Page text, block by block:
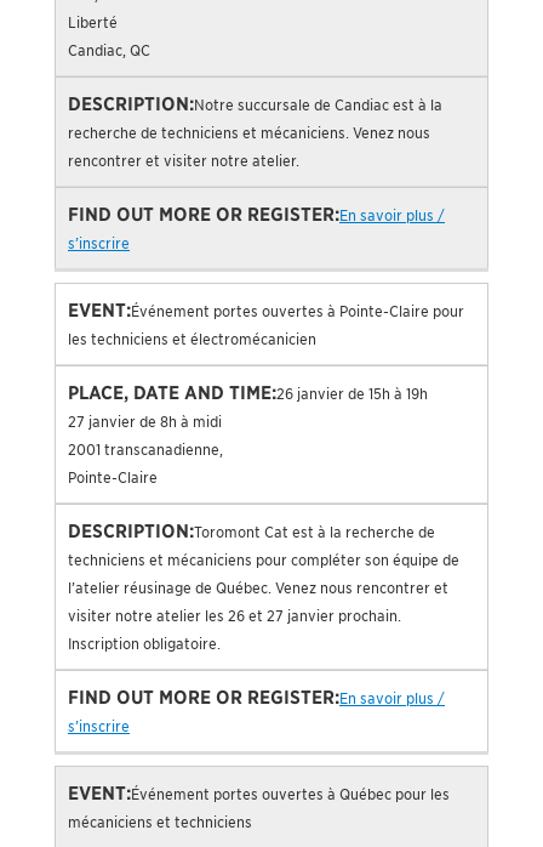
Liberté
Candiac, QC
Notre succursale de Candiac est à la
recherche de techniciens et mécaniciens. Venez nous
rencontrer et visiter notre atelier.
En savoir plus /
s’inscrire
Événement portes ouvertes à Pointe-Claire pour
les techniciens et électromécanicien
26 janvier de 15h à 19h
27 janvier de 8h à midi
2001 transcanadienne,
Pointe-Claire
Toromont Cat est à la recherche de
techniciens et mécaniciens pour compléter son équipe de
l’atelier réusinage de Québec. Venez nous rencontrer et
visiter notre atelier les 26 et 27 janvier prochain.
Inscription obligatoire.
En savoir plus /
s’inscrire
Événement portes ouvertes à Québec pour les
mécaniciens et techniciens